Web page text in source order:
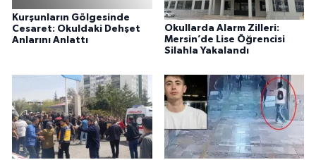
Kurşunların Gölgesinde
Cesaret: Okuldaki Dehşet
Anlarını Anlattı
Okullarda Alarm Zilleri:
Mersin’de Lise Öğrencisi
Silahla Yakalandı